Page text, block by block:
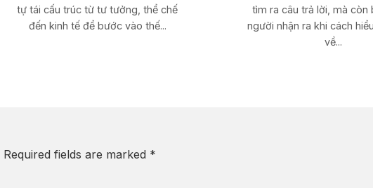
tự tái cấu trúc từ tư tưởng, thể chế
đến kinh tế để bước vào thế...
tìm ra câu trả lời, mà còn
người nhận ra khi cách
về...
Required fields are marked *